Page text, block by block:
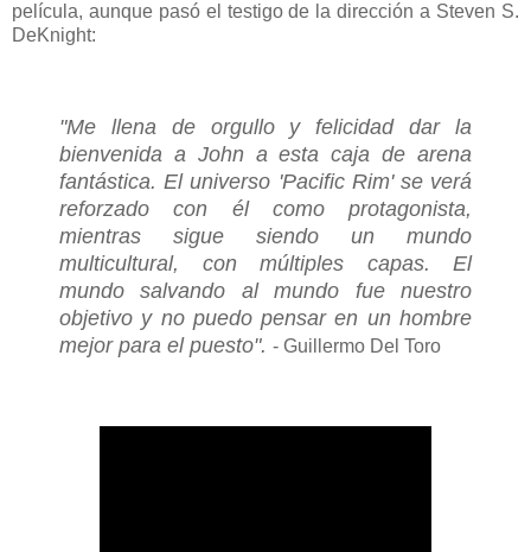
película, aunque pasó el testigo de la dirección a Steven S.
DeKnight:
"Me llena de orgullo y felicidad dar la
bienvenida a John a esta caja de arena
fantástica. El universo 'Pacific Rim' se verá
reforzado con él como protagonista,
mientras sigue siendo un mundo
multicultural, con múltiples capas. El
mundo salvando al mundo fue nuestro
objetivo y no puedo pensar en un hombre
mejor para el puesto". - Guillermo Del Toro